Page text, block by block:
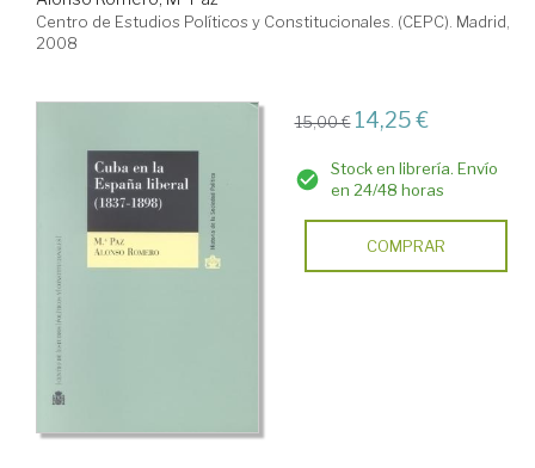
Centro de Estudios Políticos y Constitucionales. (CEPC). Madrid,
2008
15,00 € 14,25 €
Stock en librería. Envío
en 24/48 horas
COMPRAR